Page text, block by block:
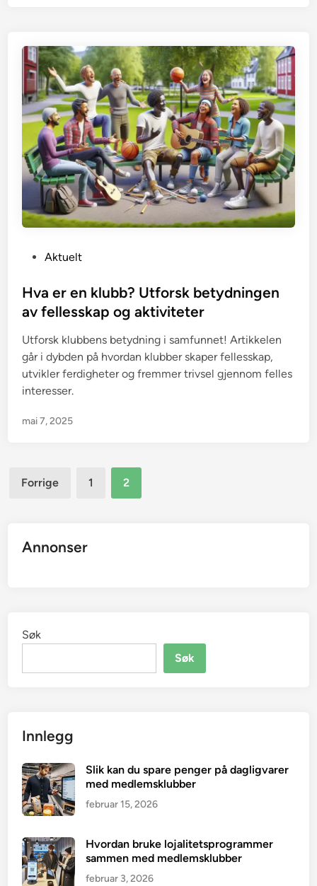
s
t
d
i
n
Aktuelt
Hva er en klubb? Utforsk betydningen
av fellesskap og aktiviteter
Utforsk klubbens betydning i samfunnet! Artikkelen
går i dybden på hvordan klubber skaper fellesskap,
utvikler ferdigheter og fremmer trivsel gjennom felles
interesser.
mai 7, 2025
Sidepaginering
Forrige 1 2
Annonser
Søk
Søk
Innlegg
Slik kan du spare penger på dagligvarer
med medlemsklubber
februar 15, 2026
Hvordan bruke lojalitetsprogrammer
sammen med medlemsklubber
februar 3, 2026